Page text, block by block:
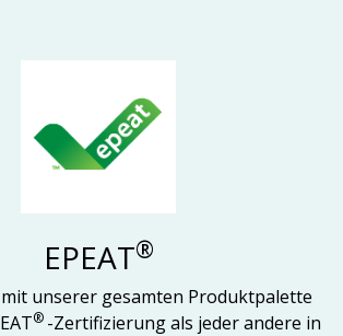
EPEAT®
unserer gesamten Produktpalette
® -Zertifizierung als jeder andere in